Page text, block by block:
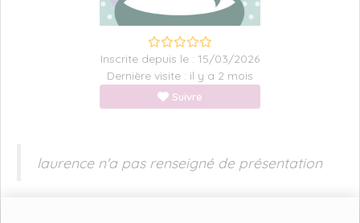
Inscrite depuis le : 15/03/2026
Dernière visite : il y a 2 mois
Suivre
laurence n'a pas renseigné de présentation